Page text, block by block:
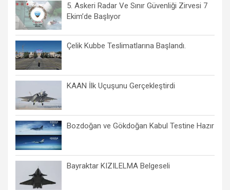
5. Askeri Radar Ve Sınır Güvenliği Zirvesi 7
Ekim’de Başlıyor
Çelik Kubbe Teslimatlarına Başlandı.
KAAN İlk Uçuşunu Gerçekleştirdi
Bozdoğan ve Gökdoğan Kabul Testine Hazır
Bayraktar KIZILELMA Belgeseli